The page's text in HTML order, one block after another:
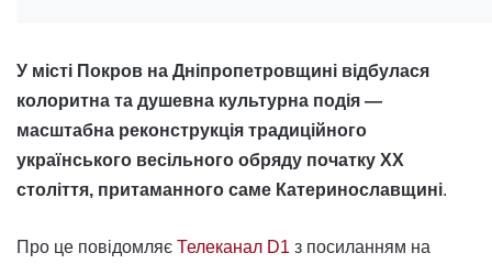
У місті Покров на Дніпропетровщині відбулася
колоритна та душевна культурна подія —
масштабна реконструкція традиційного
українського весільного обряду початку XX
століття, притаманного саме Катеринославщині.
Про це повідомляє Телеканал D1 з посиланням на